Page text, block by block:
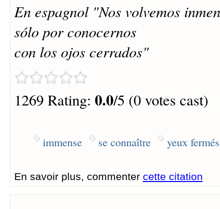
En espagnol "Nos volvemos
sólo por conocernos
con los ojos cerrados"
1269 Rating: 0.0/5 (0 votes cast)
immense se connaître yeux fermés
En savoir plus, commenter cette citation